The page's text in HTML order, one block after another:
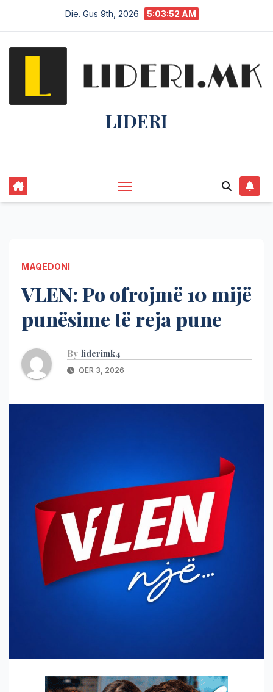
Die. Gus 9th, 2026 5:03:52 AM
LIDERI
MAQEDONI
VLEN: Po ofrojmë 10 mijë
punësime të reja pune
By liderimk4
QER 3, 2026